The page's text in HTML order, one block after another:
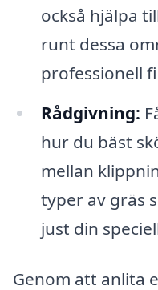
också hjälpa
runt dessa
professionell
Rådgivning:
hur du bäst
mellan
typer av gräs
just din
Genom att anlita